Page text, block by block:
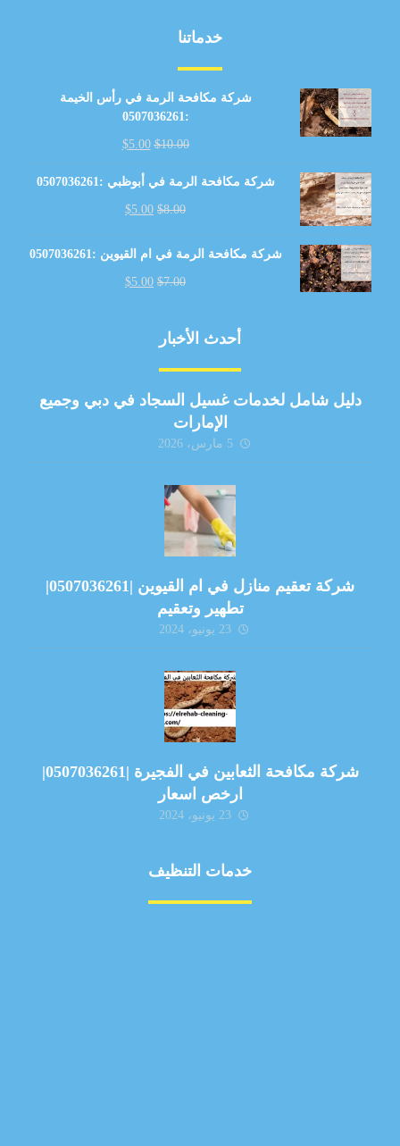
خدماتنا
شركة مكافحة الرمة في رأس الخيمة
:0507036261
$10.00
$5.00
شركة مكافحة الرمة في أبوظبي :0507036261
$8.00
$5.00
شركة مكافحة الرمة في ام القيوين :0507036261
$7.00
$5.00
أحدث الأخبار
دليل شامل لخدمات غسيل السجاد في دبي وجميع
الإمارات
5 مارس، 2026
شركة تعقيم منازل في ام القيوين |0507036261|
تطهير وتعقيم
23 يونيو، 2024
شركة مكافحة الثعابين في الفجيرة |0507036261|
ارخص اسعار
23 يونيو، 2024
خدمات التنظيف